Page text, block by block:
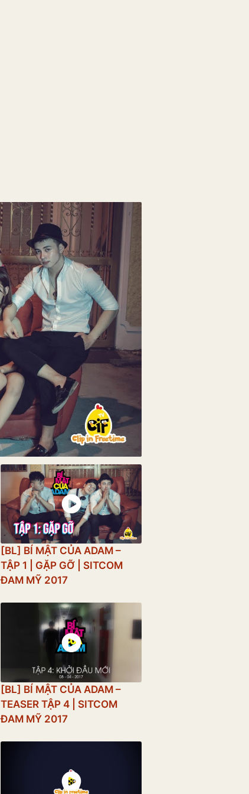
[BL] BÍ MẬT CỦA ADAM –
TẬP 1 | GẶP GỠ | SITCOM
ĐAM MỸ 2017
[BL] BÍ MẬT CỦA ADAM –
TEASER TẬP 4 | SITCOM
ĐAM MỸ 2017